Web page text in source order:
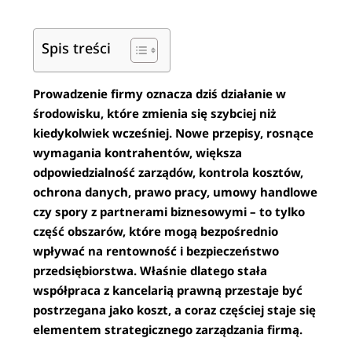
Spis treści
Prowadzenie firmy oznacza dziś działanie w
środowisku, które zmienia się szybciej niż
kiedykolwiek wcześniej. Nowe przepisy, rosnące
wymagania kontrahentów, większa
odpowiedzialność zarządów, kontrola kosztów,
ochrona danych, prawo pracy, umowy handlowe
czy spory z partnerami biznesowymi – to tylko
część obszarów, które mogą bezpośrednio
wpływać na rentowność i bezpieczeństwo
przedsiębiorstwa. Właśnie dlatego stała
współpraca z kancelarią prawną przestaje być
postrzegana jako koszt, a coraz częściej staje się
elementem strategicznego zarządzania firmą.